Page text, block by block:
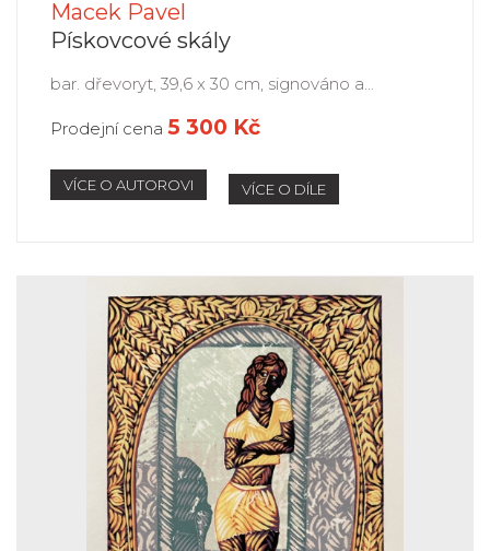
Macek Pavel
Pískovcové skály
bar. dřevoryt, 39,6 x 30 cm, signováno a...
Prodejní cena 5 300 Kč
VÍCE O AUTOROVI VÍCE O DÍLE